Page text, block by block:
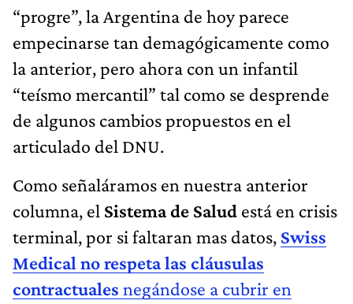
“progre”, la Argentina de hoy parece
empecinarse tan demagógicamente como
la anterior, pero ahora con un infantil
“teísmo mercantil” tal como se desprende
de algunos cambios propuestos en el
articulado del DNU.
Como señaláramos en nuestra anterior
columna, el Sistema de Salud está en crisis
terminal, por si faltaran mas datos, Swiss
Medical no respeta las cláusulas
contractuales negándose a cubrir en